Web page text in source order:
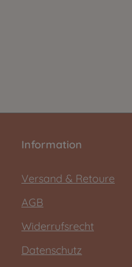
Information
Versand & Retoure
AGB
Widerrufsrecht
Datenschutz